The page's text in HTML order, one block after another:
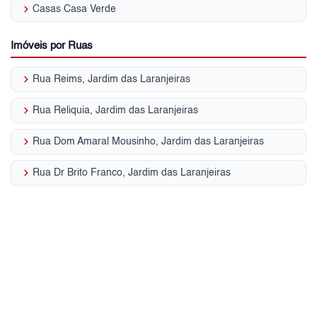
keyboard_arrow_right Casas Casa Verde
Imóveis por Ruas
keyboard_arrow_right Rua Reims, Jardim das Laranjeiras
keyboard_arrow_right Rua Reliquia, Jardim das Laranjeiras
keyboard_arrow_right Rua Dom Amaral Mousinho, Jardim das Laranjeiras
keyboard_arrow_right Rua Dr Brito Franco, Jardim das Laranjeiras